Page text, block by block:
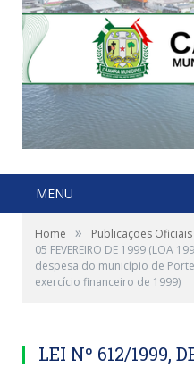
MENU
Home » Publicações Oficiais
05 FEVEREIRO DE 1999 (LOA
despesa do município de
exercício financeiro de 1999)
LEI Nº 612/1999,